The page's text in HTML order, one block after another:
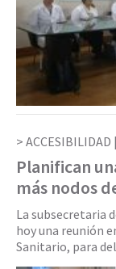
ACCESIBILIDAD |
Planifican
más nodos
La subsecretaria
hoy una reunión
Sanitario, para